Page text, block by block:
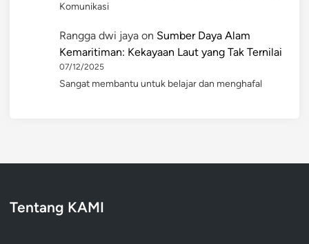
Komunikasi
Rangga dwi jaya on Sumber Daya Alam
Kemaritiman: Kekayaan Laut yang Tak Ternilai
07/12/2025
Sangat membantu untuk belajar dan menghafal
Tentang KAMI